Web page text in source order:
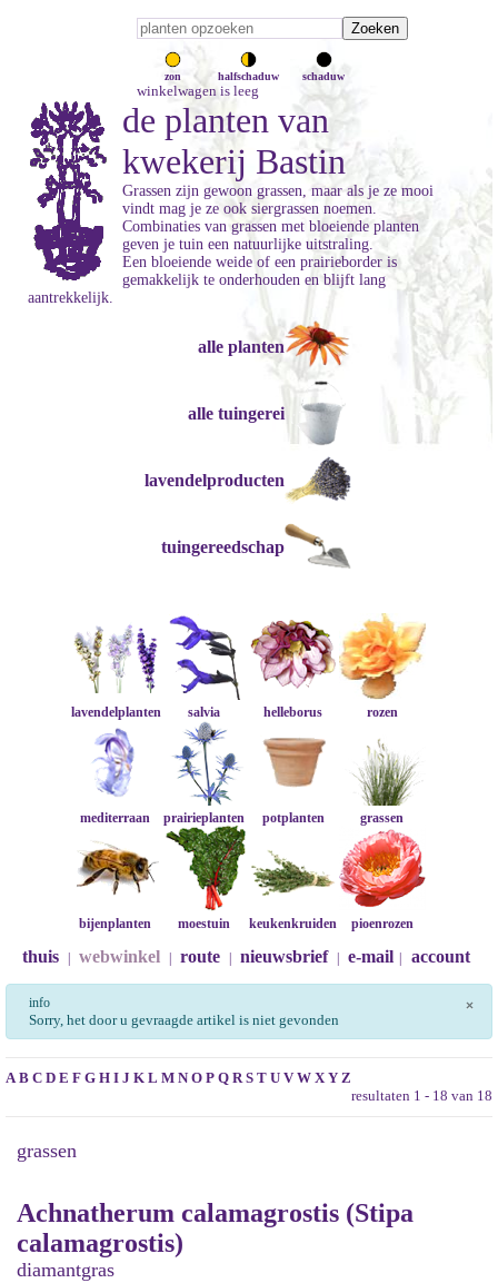
zon halfschaduw schaduw
winkelwagen is leeg
de planten van
kwekerij Bastin
Grassen zijn gewoon grassen, maar als je ze mooi
vindt mag je ze ook siergrassen noemen.
Combinaties van grassen met bloeiende planten
geven je tuin een natuurlijke uitstraling.
Een bloeiende weide of een prairieborder is
gemakkelijk te onderhouden en blijft lang
aantrekkelijk.
alle planten
alle tuingerei
lavendelproducten
tuingereedschap
lavendelplanten salvia helleborus rozen
mediterraan prairieplanten potplanten grassen
bijenplanten moestuin keukenkruiden pioenrozen
thuis webwinkel route nieuwsbrief e-mail account
×
info
Sorry, het door u gevraagde artikel is niet gevonden
A B C D E F G H I J K L M N O P Q R S T U V W X Y Z
resultaten 1 - 18 van 18
grassen
Achnatherum calamagrostis (Stipa
calamagrostis)
diamantgras